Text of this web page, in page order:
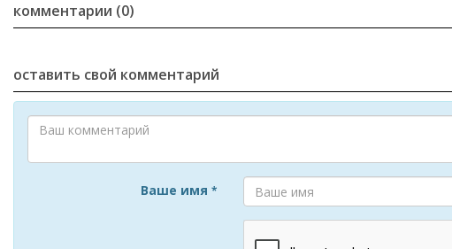
комментарии (0)
оставить свой комментарий
Ваше имя *